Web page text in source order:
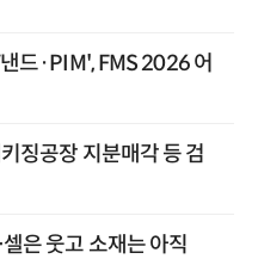
드·PIM', FMS 2026 어
징공장 지분매각 등 검
은 웃고 소재는 아직